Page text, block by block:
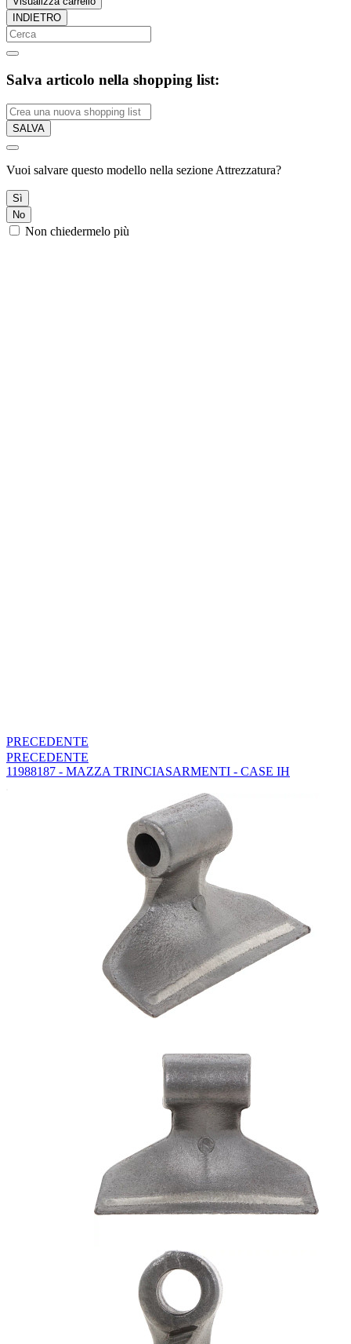
INDIETRO
Salva articolo nella shopping list:
SALVA
Vuoi salvare questo modello nella sezione Attrezzatura?
Sì
No
Non chiedermelo più
PRECEDENTE
PRECEDENTE
11988187 - MAZZA TRINCIASARMENTI - CASE IH